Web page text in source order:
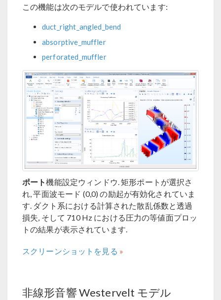
この機能は次のモデルで使われています:
duct_right_angled_bend
absorptive_muffler
perforated_muffler
ポート機能設定ウィンドウ. 矩形ポートが選択さ
れ, 平面波モード (0,0) の励起が有効化されていま
す. ダクト系における計算された散乱係数と透過
損失, そして 710 Hz における圧力の等値面プロッ
トの結果が表示されています.
スクリーンショットを見る
非線形音響 Westervelt モデル